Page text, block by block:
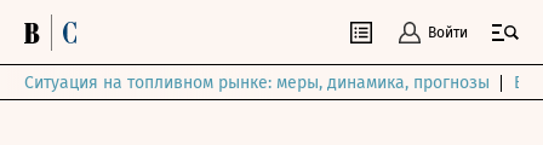
Войти
Ситуация на топливном рынке: меры, динамика, прогнозы